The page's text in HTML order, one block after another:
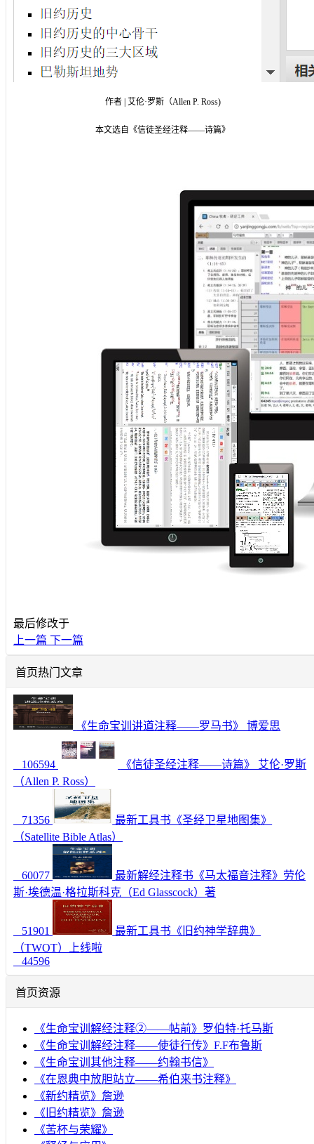
作者 | 艾伦·罗斯（Allen P. Ross)
本文选自《信徒圣经注释——诗篇》
最后修改于
上一篇 下一篇
首页热门文章
《生命宝训讲道注释——罗马书》 博爱思
106594
《信徒圣经注释——诗篇》 艾伦·罗斯
（Allen P. Ross）
71356
最新工具书《圣经卫星地图集》
（Satellite Bible Atlas）
60077
最新解经注释书《马太福音注释》劳伦
斯·埃德温·格拉斯科克（Ed Glasscock）著
51901
最新工具书《旧约神学辞典》
（TWOT）上线啦
44596
首页资源
《生命宝训解经注释②——帖前》罗伯特·托马斯
《生命宝训解经注释——使徒行传》F.F布鲁斯
《生命宝训其他注释——约翰书信》
《在恩典中放胆站立——希伯来书注释》
《新约精览》詹逊
《旧约精览》詹逊
《苦杯与荣耀》